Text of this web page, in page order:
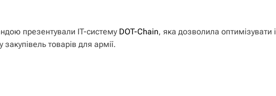
презентували IT-систему DOT-Chain, яка дозволила оптимізувати і
товарів для армії.